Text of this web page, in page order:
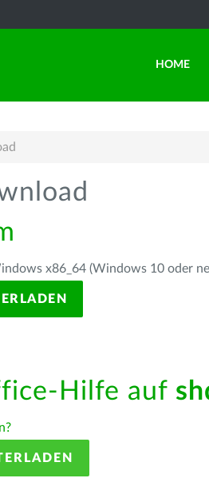
HOME
x86_64 (Windows 10 oder
Hilfe auf